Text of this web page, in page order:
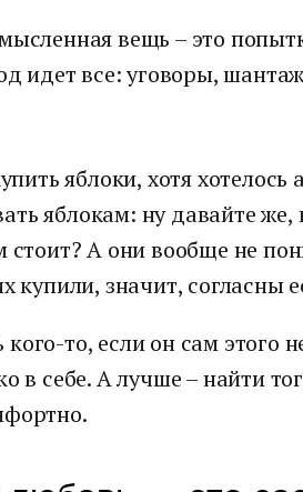
вещь – это
идет все: уговоры,
яблоки, хотя хотелось
яблокам: ну давайте же,
стоит? А они вообще не
купили, значит, согласны
то, если он сам этого
в себе. А лучше – найти